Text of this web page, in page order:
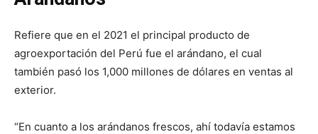
Refiere que en el 2021 el principal producto de
agroexportación del Perú fue el arándano, el cual
también pasó los 1,000 millones de dólares en ventas al
exterior.
“En cuanto a los arándanos frescos, ahí todavía estamos